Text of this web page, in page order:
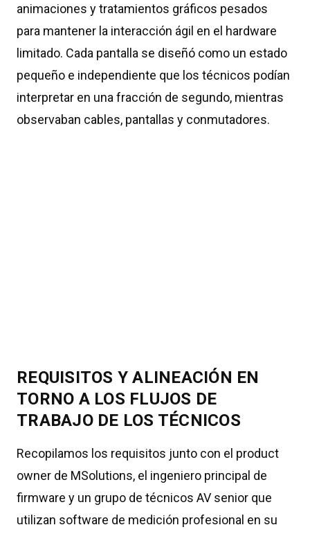
animaciones y tratamientos gráficos pesados
para mantener la interacción ágil en el hardware
limitado. Cada pantalla se diseñó como un estado
pequeño e independiente que los técnicos podían
interpretar en una fracción de segundo, mientras
observaban cables, pantallas y conmutadores.
REQUISITOS Y ALINEACIÓN EN
TORNO A LOS FLUJOS DE
TRABAJO DE LOS TÉCNICOS
Recopilamos los requisitos junto con el product
owner de MSolutions, el ingeniero principal de
firmware y un grupo de técnicos AV senior que
utilizan software de medición profesional en su